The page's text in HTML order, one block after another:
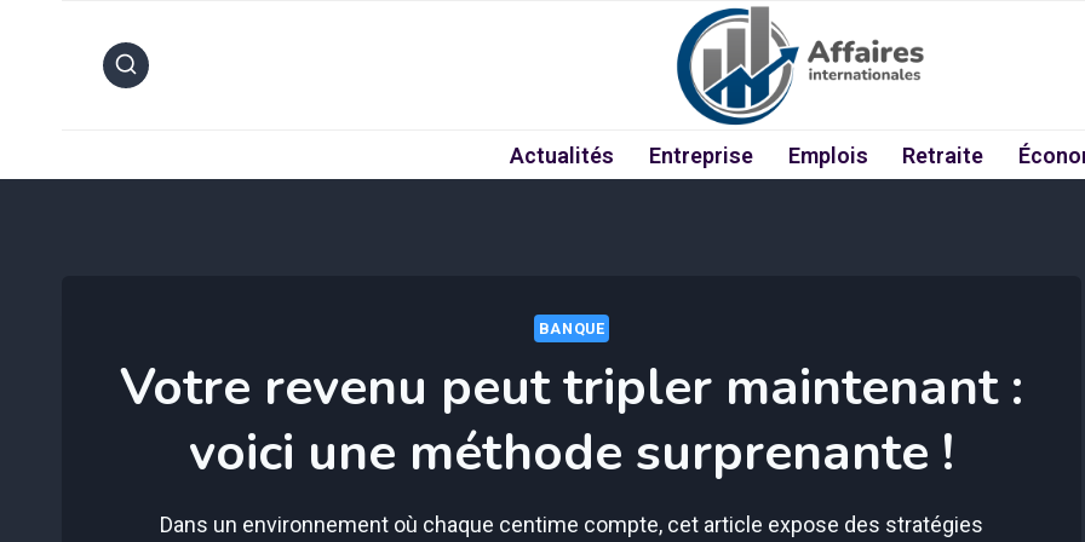
Actualités Entreprise Emplois Retraite
BANQUE
Votre revenu peut tripler maintenant :
voici une méthode surprenante !
Dans un environnement où chaque centime compte, cet article expose des stratégies